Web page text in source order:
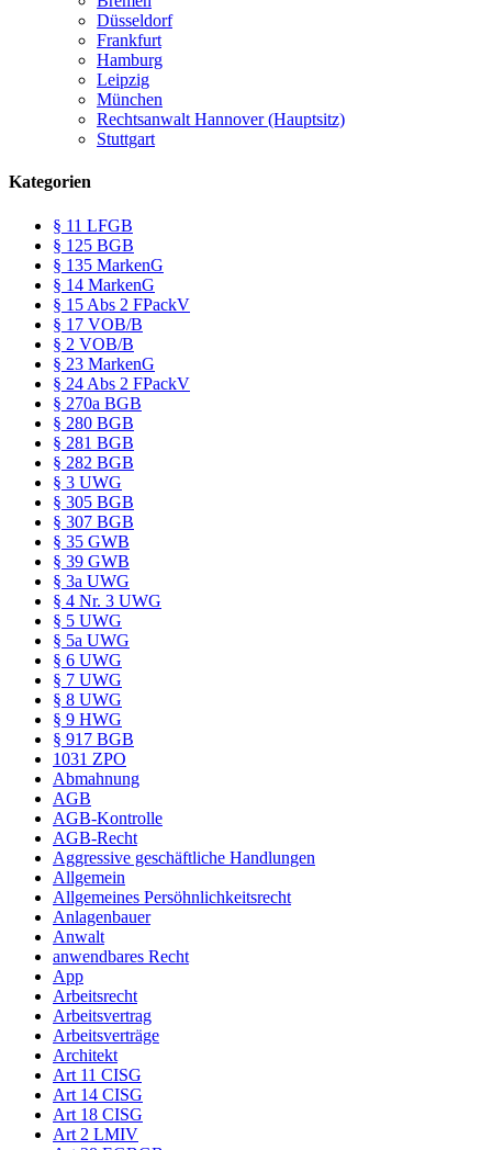
Düsseldorf
Frankfurt
Hamburg
Leipzig
München
Rechtsanwalt Hannover (Hauptsitz)
Stuttgart
Kategorien
§ 11 LFGB
§ 125 BGB
§ 135 MarkenG
§ 14 MarkenG
§ 15 Abs 2 FPackV
§ 17 VOB/B
§ 2 VOB/B
§ 23 MarkenG
§ 24 Abs 2 FPackV
§ 270a BGB
§ 280 BGB
§ 281 BGB
§ 282 BGB
§ 3 UWG
§ 305 BGB
§ 307 BGB
§ 35 GWB
§ 39 GWB
§ 3a UWG
§ 4 Nr. 3 UWG
§ 5 UWG
§ 5a UWG
§ 6 UWG
§ 7 UWG
§ 8 UWG
§ 9 HWG
§ 917 BGB
1031 ZPO
Abmahnung
AGB
AGB-Kontrolle
AGB-Recht
Aggressive geschäftliche Handlungen
Allgemein
Allgemeines Persöhnlichkeitsrecht
Anlagenbauer
Anwalt
anwendbares Recht
App
Arbeitsrecht
Arbeitsvertrag
Arbeitsverträge
Architekt
Art 11 CISG
Art 14 CISG
Art 18 CISG
Art 2 LMIV